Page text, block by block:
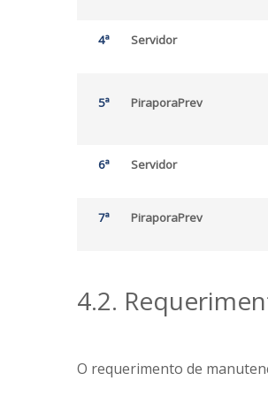
4ª Servidor
5ª PiraporaPrev
6ª Servidor
7ª PiraporaPrev
4.2.
O requerimento de